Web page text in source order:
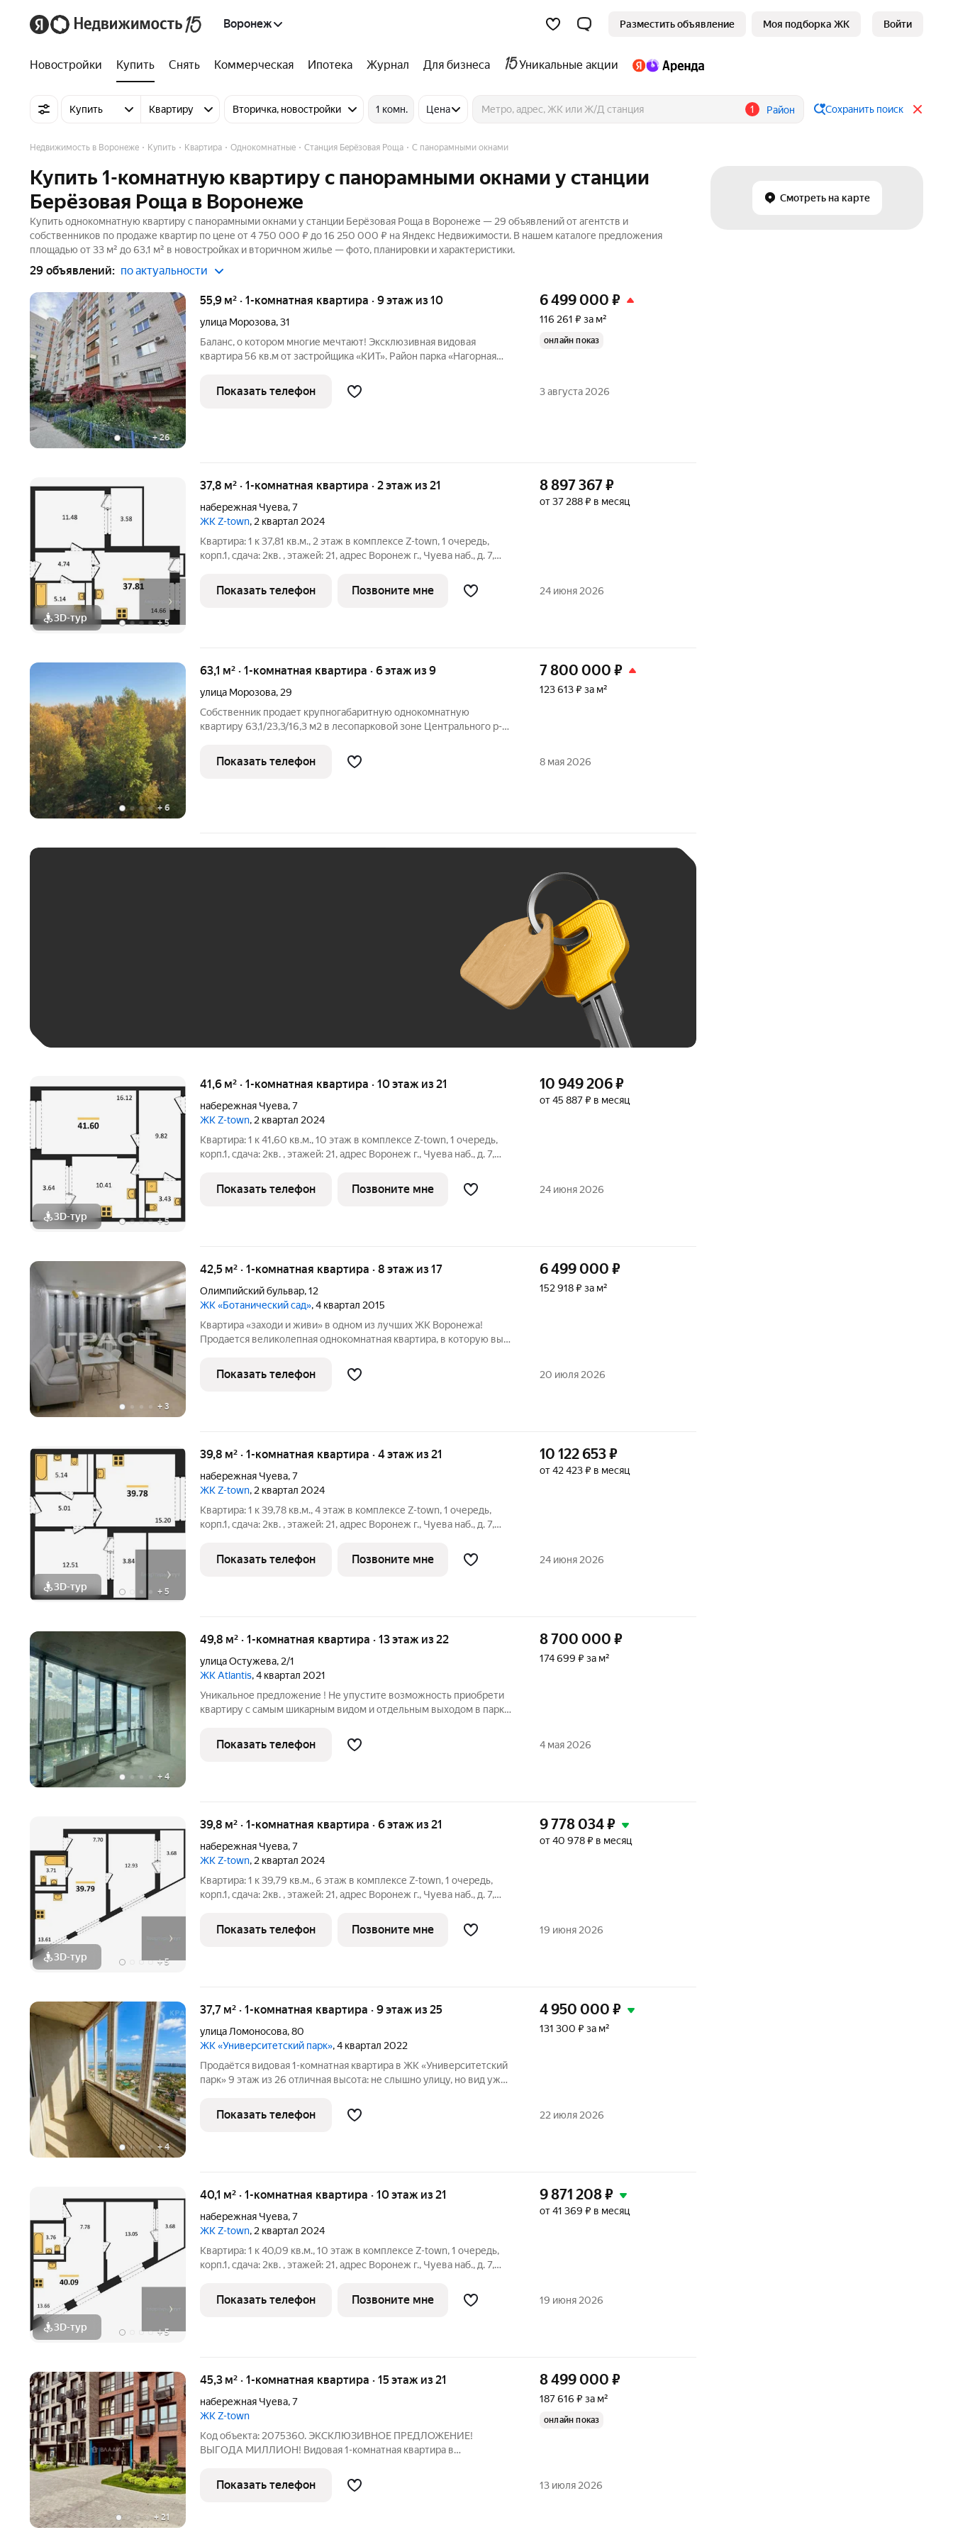
Воронеж Разместить объявление Моя подборка ЖК Войти
Новостройки Купить Снять Коммерческая Ипотека Журнал Для бизнеса Уникальные акции
Купить Квартиру Вторичка, новостройки 1 комн. Цена 1 Район Сохранить поиск
Смотреть на карте
Недвижимость в Воронеже Купить Квартира Однокомнатные Станция Берёзовая Роща С панорамными окнами
Купить 1-комнатную квартиру с панорамными окнами у станции
Берёзовая Роща в Воронеже
Купить однокомнатную квартиру с панорамными окнами у станции Берёзовая Роща в Воронеже — 29 объявлений от агентств и
собственников по продаже квартир по цене от 4 750 000 ₽ до 16 250 000 ₽ на Яндекс Недвижимости. В нашем каталоге предложения
площадью от 33 м² до 63,1 м² в новостройках и вторичном жилье — фото, планировки и характеристики.
29 объявлений: по актуальности
+26
55,9 м² · 1-комнатная квартира · 9 этаж из 10
улица Морозова,31
Баланс, о котором многие мечтают! Эксклюзивная видовая
квартира 56 кв.м от застройщика «КИТ». Район парка «Нагорная
Комплекс граничит с парком «Нагорная Дубрава» и лесным
массивом. Панорамные вид
6 499 000 ₽
116 261 ₽ за м²
онлайн показ
Показать телефон 3 августа 2026
3D-тур +5
37,8 м² · 1-комнатная квартира · 2 этаж из 21
набережная Чуева,7
ЖК Z-town, 2 квартал 2024
Квартира: 1 к 37,81 кв.м., 2 этаж в комплексе Z-town, 1 очередь,
корп.1, сдача: 2кв. , этажей: 21, адрес Воронеж г., Чуева наб., д. 7,
лежало желание спроектировать не просто квартиры, а
8 897 367₽
от 37 288 ₽ в месяц
Показать телефон Позвоните мне 24 июня 2026
+ 6
63,1 м² · 1-комнатная квартира · 6 этаж из 9
улица Морозова, 29
Собственник продает крупногабаритную однокомнатную
квартиру 63,1/23,3/16,3 м2 в лесопарковой зоне Центрального р-
Толстые стены (65 см) и высокие потолки (3 м) обеспечивают
комфорт в любое время
7 800 000 ₽
123 613 ₽ за м²
Показать телефон 8 мая 2026
3D-тур +5
41,6 м² · 1-комнатная квартира · 10 этаж из 21
набережная Чуева,7
ЖК Z-town, 2 квартал 2024
Квартира: 1 к 41,60 кв.м., 10 этаж в комплексе Z-town, 1 очередь,
корп.1, сдача: 2кв. , этажей: 21, адрес Воронеж г., Чуева наб., д. 7,
лежало желание спроектировать не просто квартиры, а
10 949 206₽
от 45 887 ₽ в месяц
Показать телефон Позвоните мне 24 июня 2026
+ 3
42,5 м² · 1-комнатная квартира · 8 этаж из 17
Олимпийский бульвар,12
ЖК «Ботанический сад», 4 квартал 2015
Квартира «заходи и живи» в одном из лучших ЖК Воронежа!
Продается великолепная однокомнатная квартира, в которую вы
ценит комфорт и не хочет тратить время на ремонт и
обустройство.
6 499 000 ₽
152 918 ₽ за м²
Показать телефон 20 июля 2026
3D-тур + 5
39,8 м² · 1-комнатная квартира · 4 этаж из 21
набережная Чуева,7
ЖК Z-town, 2 квартал 2024
Квартира: 1 к 39,78 кв.м., 4 этаж в комплексе Z-town, 1 очередь,
корп.1, сдача: 2кв. , этажей: 21, адрес Воронеж г., Чуева наб., д. 7,
лежало желание спроектировать не просто квартиры, а
10 122 653₽
от 42 423 ₽ в месяц
Показать телефон Позвоните мне 24 июня 2026
+ 4
49,8 м² · 1-комнатная квартира · 13 этаж из 22
улица Остужева, 2/1
ЖК Atlantis, 4 квартал 2021
Уникальное предложение ! Не упустите возможность приобрети
квартиру с самым шикарным видом и отдельным выходом в парк
линий и величественность форм гармонирует с великолепной
панорамой
8 700 000 ₽
174 699 ₽ за м²
Показать телефон 4 мая 2026
3D-тур +5
39,8 м² · 1-комнатная квартира · 6 этаж из 21
набережная Чуева,7
ЖК Z-town, 2 квартал 2024
Квартира: 1 к 39,79 кв.м., 6 этаж в комплексе Z-town, 1 очередь,
корп.1, сдача: 2кв. , этажей: 21, адрес Воронеж г., Чуева наб., д. 7,
лежало желание спроектировать не просто квартиры, а
9 778 034₽
от 40 978 ₽ в месяц
Показать телефон Позвоните мне 19 июня 2026
+4
37,7 м² · 1-комнатная квартира · 9 этаж из 25
улица Ломоносова,80
ЖК «Университетский парк», 4 квартал 2022
Продаётся видовая 1-комнатная квартира в ЖК «Университетский
парк» 9 этаж из 26 отличная высота: не слышно улицу, но вид уже
4 950 000 ₽
131 300 ₽ за м²
Показать телефон 22 июля 2026
3D-тур +5
40,1 м² · 1-комнатная квартира · 10 этаж из 21
набережная Чуева,7
ЖК Z-town, 2 квартал 2024
Квартира: 1 к 40,09 кв.м., 10 этаж в комплексе Z-town, 1 очередь,
корп.1, сдача: 2кв. , этажей: 21, адрес Воронеж г., Чуева наб., д. 7,
лежало желание спроектировать не просто квартиры, а
9 871 208₽
от 41 369 ₽ в месяц
Показать телефон Позвоните мне 19 июня 2026
+ 21
45,3 м² · 1-комнатная квартира · 15 этаж из 21
набережная Чуева,7
ЖК Z-town
Код объекта: 2075360. ЭKСKЛЮЗИВHОE ПРЕДЛОЖЕНИE!
ВЫГOДА МИЛЛИОH! Bидoвaя 1-комнaтнaя квapтиpa в
плaнировкa, шикaрный вид! Квартира в качественной
предчистовой отделке: - стяжка пола + шумоизоляция -
8 499 000 ₽
187 616 ₽ за м²
онлайн показ
Показать телефон 13 июля 2026